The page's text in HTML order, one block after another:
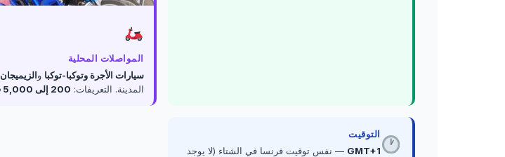
المواصلات المحلية
سيارات الأجرة وتوكبا-توكبا والزيميجان
المدينة. التعريفات: 200 إلى 5,000 فرنك
التوقيت
GMT+1 — نفس توقيت فرنسا في الشتاء (لا يوجد